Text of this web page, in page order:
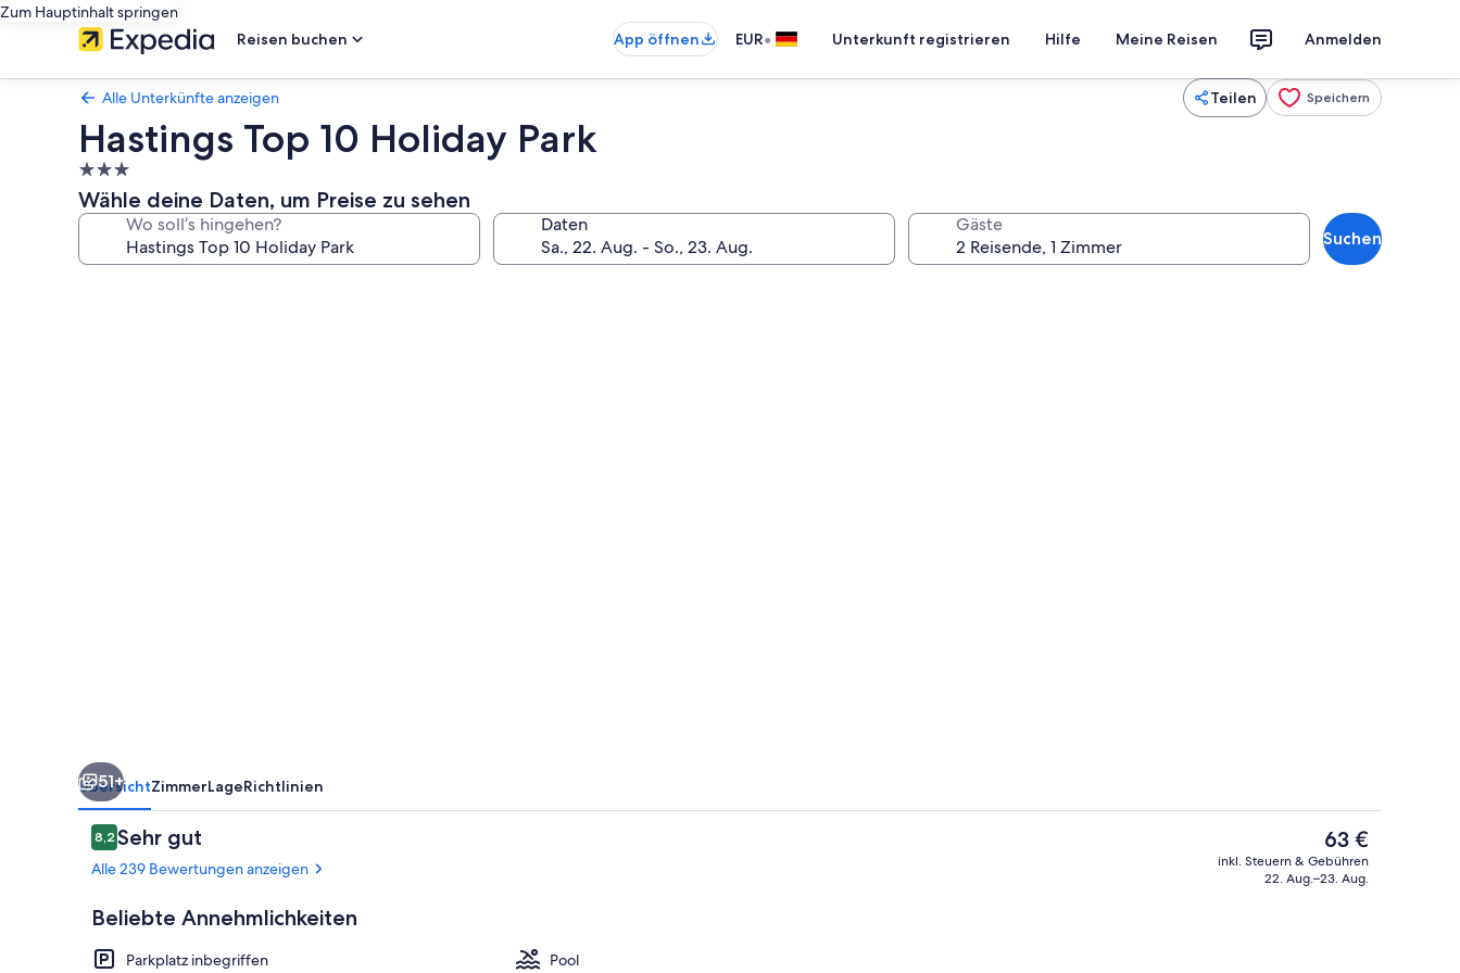
Zum Hauptinhalt springen
Reisen buchen
App öffnen EUR• Unterkunft registrieren Hilfe Meine Reisen Anmelden
Alle Unterkünfte anzeigen Teilen Speichern
Hastings Top 10 Holiday Park
3.0-
Sterne-
Unterkunft
Wähle deine Daten, um Preise zu sehen
Wo soll’s hingehen? Daten Gäste
Suchen
Terrasse/Patio
51+
ÜbersichtZimmerLageRichtlinien
Bewertungen
8,28,2 von 10.
Sehr gut
Alle 239 Bewertungen anzeigen
Beliebte Annehmlichkeiten
Parkplatz inbegriffen
Pool
Der
aktuelle
Preis
63 €
inkl. Steuern & Gebühren
22. Aug.–23. Aug.